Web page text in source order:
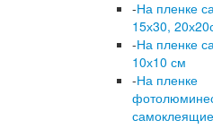
-На пленке
15х30,
-На пленке
10х10 см
-На пленке